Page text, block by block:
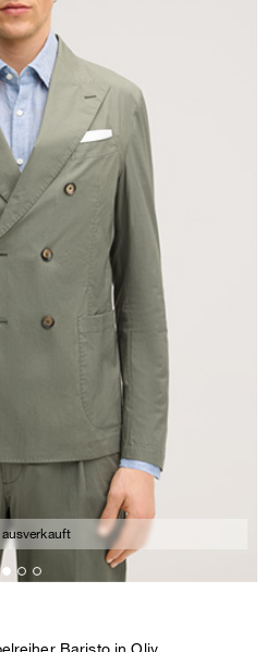
ausverkauft
Baristo in Oliv